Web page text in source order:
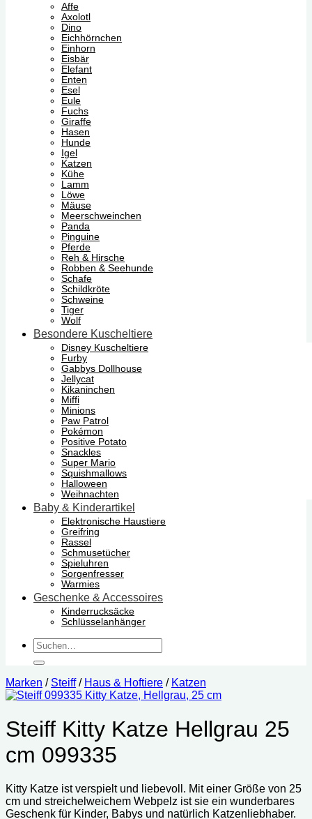
Affe
Axolotl
Dino
Eichhörnchen
Einhorn
Eisbär
Elefant
Enten
Esel
Eule
Fuchs
Giraffe
Hasen
Hunde
Igel
Katzen
Kühe
Lamm
Löwe
Mäuse
Meerschweinchen
Panda
Pinguine
Pferde
Reh & Hirsche
Robben & Seehunde
Schafe
Schildkröte
Schweine
Tiger
Wolf
Besondere Kuscheltiere
Disney Kuscheltiere
Furby
Gabbys Dollhouse
Jellycat
Kikaninchen
Miffi
Minions
Paw Patrol
Pokémon
Positive Potato
Snackles
Super Mario
Squishmallows
Halloween
Weihnachten
Baby & Kinderartikel
Elektronische Haustiere
Greifring
Rassel
Schmusetücher
Spieluhren
Sorgenfresser
Warmies
Geschenke & Accessoires
Kinderrucksäcke
Schlüsselanhänger
Suchen
nach:
Marken / Steiff / Haus & Hoftiere / Katzen
Steiff Kitty Katze Hellgrau 25
cm 099335
Kitty Katze ist verspielt und liebevoll. Mit einer Größe von 25
cm und streichelweichem Webpelz ist sie ein wunderbares
Geschenk für Kinder, Babys und natürlich Katzenliebhaber.